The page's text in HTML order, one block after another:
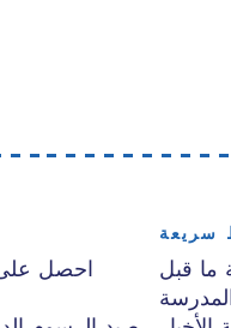
احصل
سريعة
ما قبل